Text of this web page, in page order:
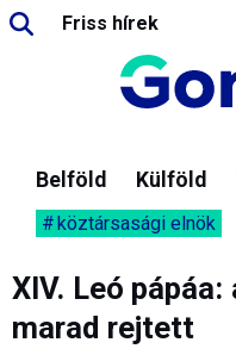
Friss hírek
Belföld Külföld
köztársasági elnök
XIV. Leó
marad rejtett